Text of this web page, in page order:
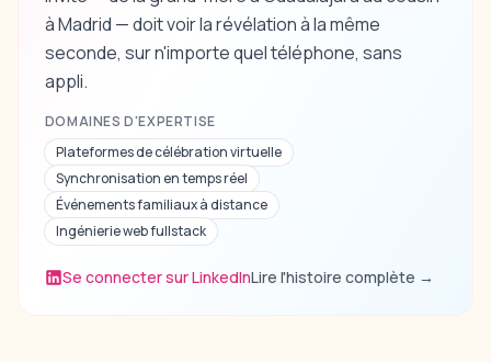
à Madrid — doit voir la révélation à la même
seconde, sur n'importe quel téléphone, sans
appli.
DOMAINES D'EXPERTISE
Plateformes de célébration virtuelle
Synchronisation en temps réel
Événements familiaux à distance
Ingénierie web fullstack
Se connecter sur LinkedInLire l'histoire complète →